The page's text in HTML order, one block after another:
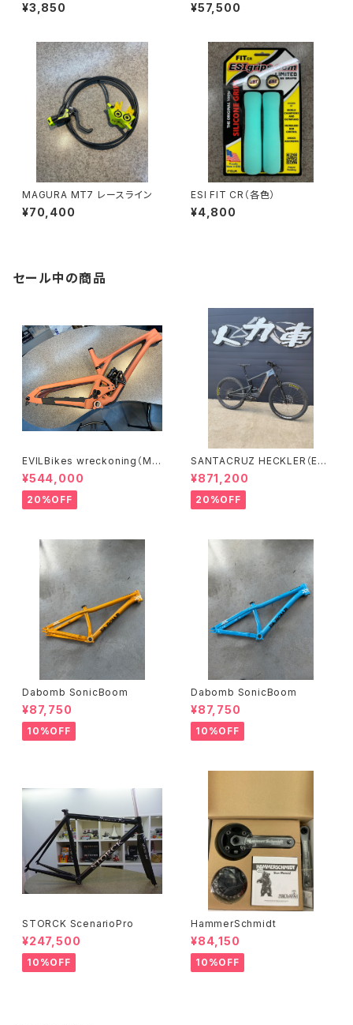
¥3,850 ¥57,500
MAGURA MT7 レースライン
¥70,400
ESI FIT CR（各色）
¥4,800
セール中の商品
EVILBikes wreckoning（Mサ
イズ）
¥544,000
20%OFF
SANTACRUZ HECKLER（Eバ
イク）(Sサイズ）
¥871,200
20%OFF
Dabomb SonicBoom
¥87,750
10%OFF
Dabomb SonicBoom
¥87,750
10%OFF
STORCK ScenarioPro
¥247,500
10%OFF
HammerSchmidt
¥84,150
10%OFF